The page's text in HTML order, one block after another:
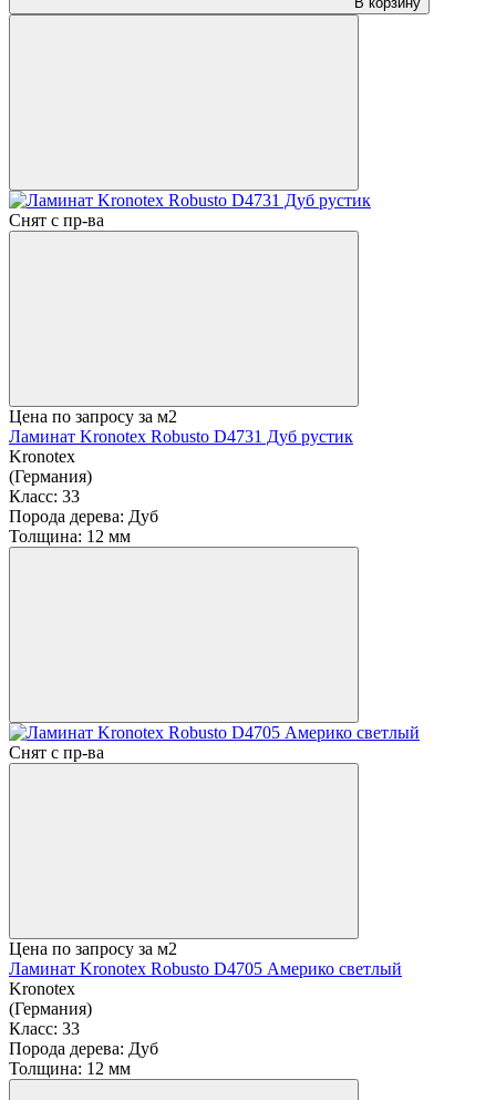
Снят с пр-ва
Цена по запросу за м2
Ламинат Kronotex Robusto D4731 Дуб рустик
Kronotex
(Германия)
Класс: 33
Порода дерева: Дуб
Толщина: 12 мм
Снят с пр-ва
Цена по запросу за м2
Ламинат Kronotex Robusto D4705 Америко светлый
Kronotex
(Германия)
Класс: 33
Порода дерева: Дуб
Толщина: 12 мм